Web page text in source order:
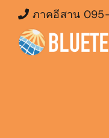
content
ภาคอีสาน